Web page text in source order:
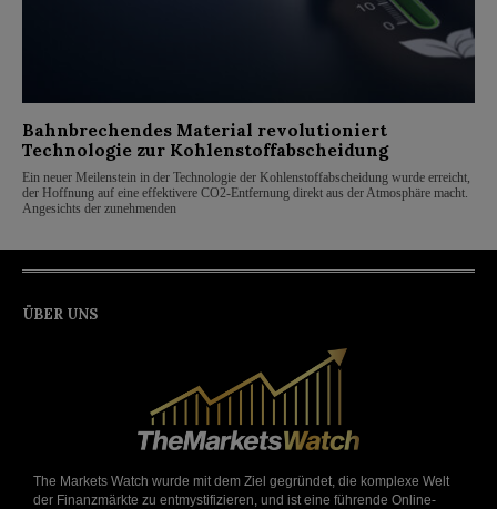
Bahnbrechendes Material revolutioniert
Technologie zur Kohlenstoffabscheidung
Ein neuer Meilenstein in der Technologie der Kohlenstoffabscheidung wurde erreicht,
der Hoffnung auf eine effektivere CO2-Entfernung direkt aus der Atmosphäre macht.
Angesichts der zunehmenden
ÜBER UNS
The Markets Watch wurde mit dem Ziel gegründet, die komplexe Welt
der Finanzmärkte zu entmystifizieren, und ist eine führende Online-